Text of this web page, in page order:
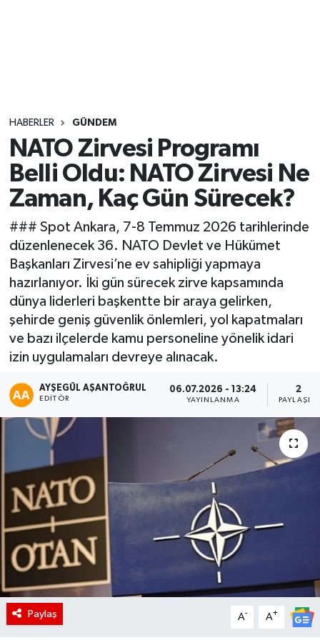
HABERLER GÜNDEM
NATO Zirvesi Programı
Belli Oldu: NATO Zirvesi Ne
Zaman, Kaç Gün Sürecek?
### Spot Ankara, 7-8 Temmuz 2026 tarihlerinde
düzenlenecek 36. NATO Devlet ve Hükümet
Başkanları Zirvesi’ne ev sahipliği yapmaya
hazırlanıyor. İki gün sürecek zirve kapsamında
dünya liderleri başkentte bir araya gelirken,
şehirde geniş güvenlik önlemleri, yol kapatmaları
ve bazı ilçelerde kamu personeline yönelik idari
izin uygulamaları devreye alınacak.
AYŞEGÜL AŞANTOĞRUL
EDITÖR
06.07.2026 - 13:24
YAYINLANMA
2
PAYLAŞIM
Paylaş A- A+
Yaşam